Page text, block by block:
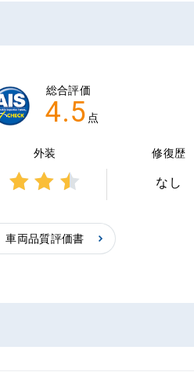
総合評価
4.5 点
外装
2.5点
の評
修復歴
なし
車両品質評価書